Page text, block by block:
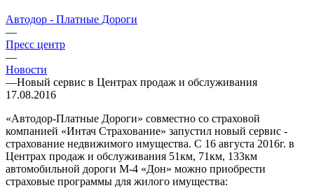
Автодор - Платные Дороги
—
Пресс центр
—
Новости
—Новый сервис в Центрах продаж и обслуживания
17.08.2016
«Автодор-Платные Дороги» совместно со страховой
компанией «Интач Страхование» запустил новый сервис -
страхование недвижимого имущества. С 16 августа 2016г. в
Центрах продаж и обслуживания 51км, 71км, 133км
автомобильной дороги М-4 «Дон» можно приобрести
страховые программы для жилого имущества: